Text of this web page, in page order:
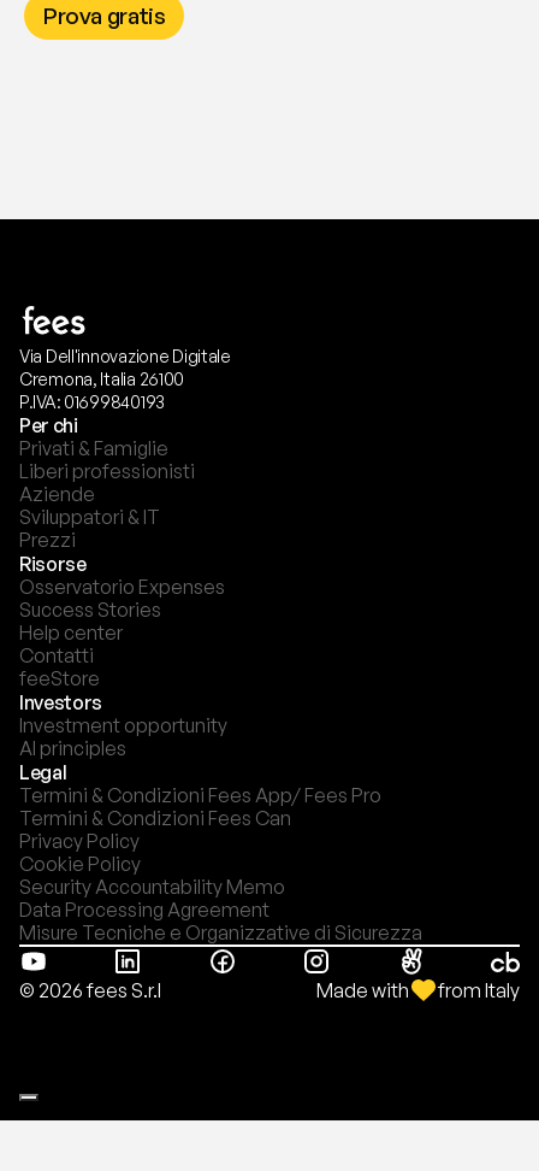
Prova gratis
Via Dell'innovazione Digitale
Cremona, Italia 26100
P.IVA: 01699840193
Per chi
Privati & Famiglie
Liberi professionisti
Aziende
Sviluppatori & IT
Prezzi
Risorse
Osservatorio Expenses
Success Stories
Help center
Contatti
feeStore
Investors
Investment opportunity
AI principles
Legal
Termini & Condizioni Fees App/ Fees Pro
Termini & Condizioni Fees Can
Privacy Policy
Cookie Policy
Security Accountability Memo
Data Processing Agreement
Misure Tecniche e Organizzative di Sicurezza
© 2026 fees S.r.l Made with from Italy